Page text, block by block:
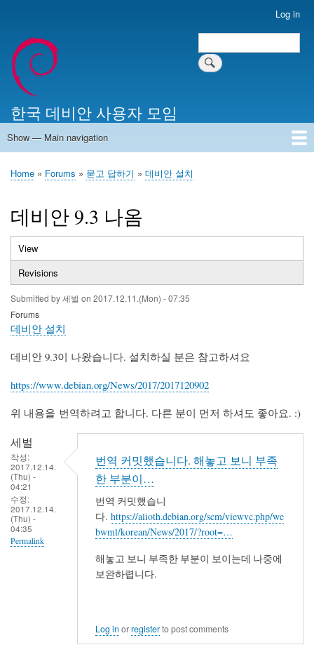
account
menu
Log in
Search
한국 데비안 사용자 모임
Main
Show — Main navigation
Home
알리는 말씀
최근 게시물
위키 문서
미러 서버
Breadcrumb
Home Forums 묻고 답하기 데비안 설치
데비안 9.3 나옴
Primary
tabs
View
tab)
Revisions
Submitted by세벌 on 2017.12.11.(Mon) - 07:35
Forums
데비안 설치
데비안 9.3이 나왔습니다. 설치하실 분은 참고하셔요
https://www.debian.org/News/2017/2017120902
위 내용을 번역하려고 합니다. 다른 분이 먼저 하셔도 좋아요. :)
세벌
작성:
2017.12.14.
(Thu) -
04:21
수정:
2017.12.14.
(Thu) -
04:35
Permalink
번역 커밋했습니다. 해놓고 보니 부족
한 부분이…
번역 커밋했습니
다. https://alioth.debian.org/scm/viewvc.php/we
bwml/korean/News/2017/?root=…
해놓고 보니 부족한 부분이 보이는데 나중에
보완하렵니다.
Log in orregisterto post comments